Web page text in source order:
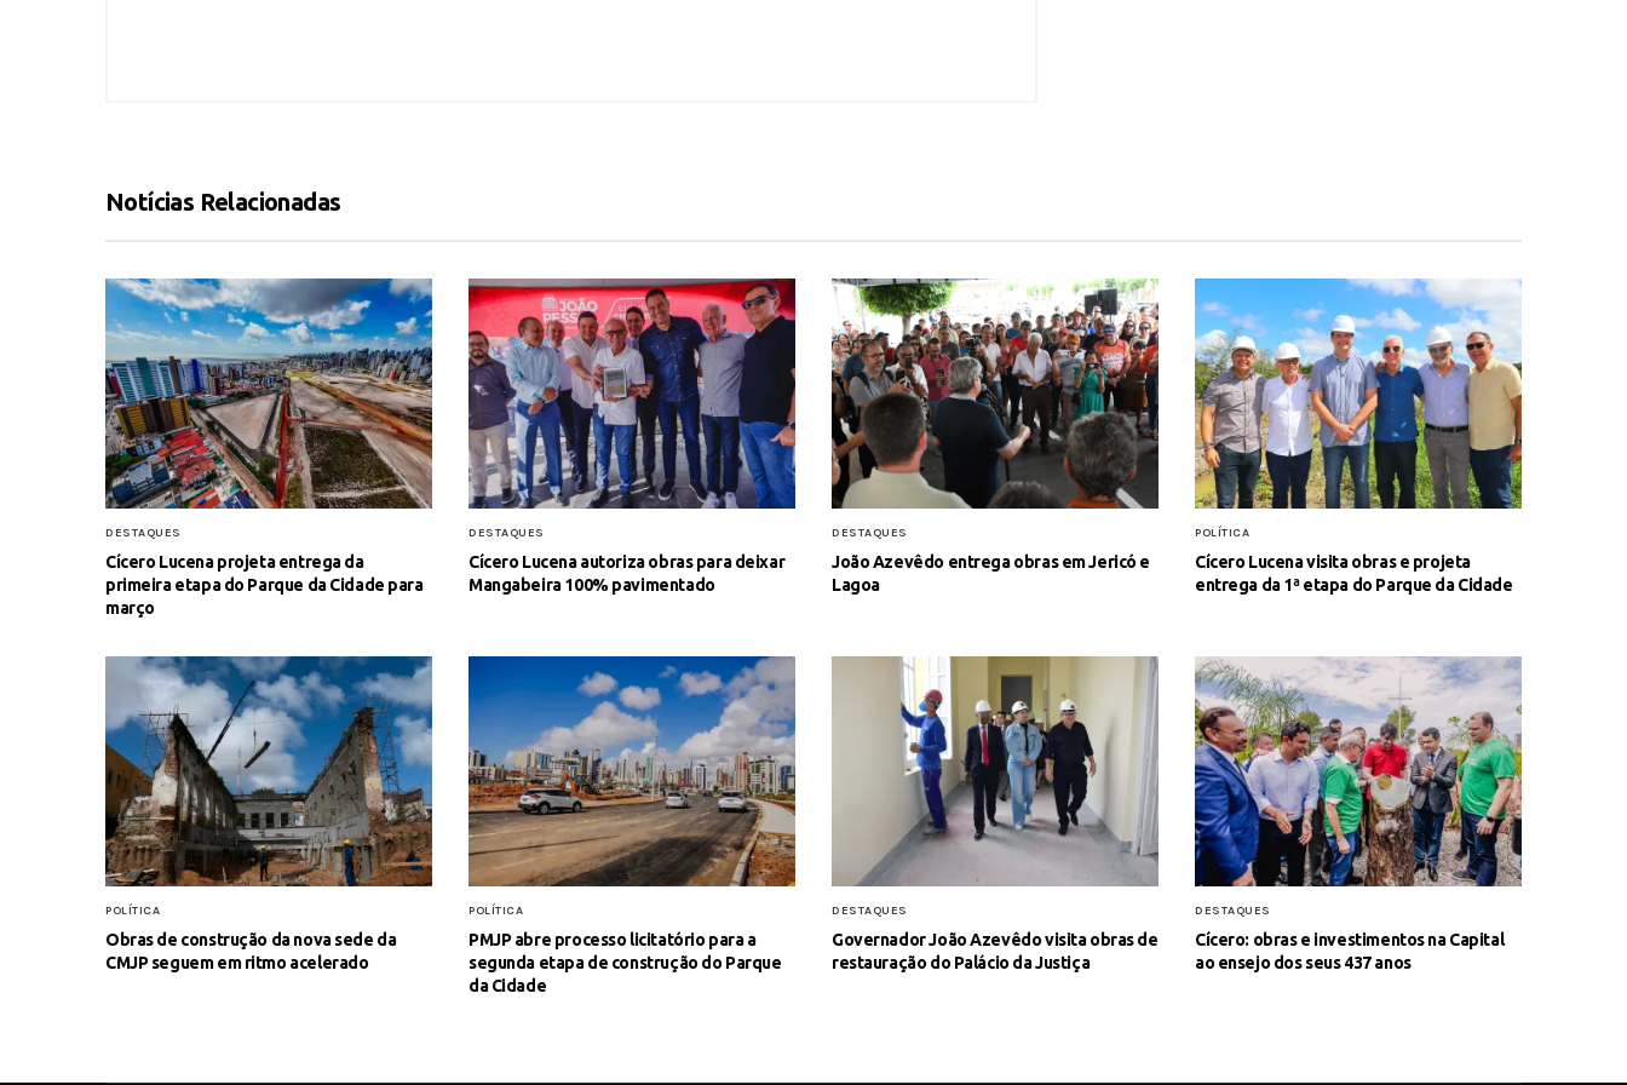
Notícias Relacionadas
DESTAQUES
Cícero Lucena projeta entrega da
primeira etapa do Parque da Cidade para
março
DESTAQUES
Cícero Lucena autoriza obras para deixar
Mangabeira 100% pavimentado
DESTAQUES
João Azevêdo entrega obras em Jericó e
Lagoa
POLÍTICA
Cícero Lucena visita obras e projeta
entrega da 1ª etapa do Parque da Cidade
POLÍTICA
Obras de construção da nova sede da
CMJP seguem em ritmo acelerado
POLÍTICA
PMJP abre processo licitatório para a
segunda etapa de construção do Parque
da Cidade
DESTAQUES
Governador João Azevêdo visita obras de
restauração do Palácio da Justiça
DESTAQUES
Cícero: obras e investimentos na Capital
ao ensejo dos seus 437 anos